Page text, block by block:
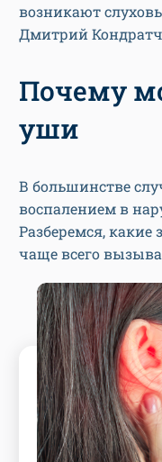
возникают
Дмитрий
Почему
уши
В большинстве
воспалением в
Разберемся, какие
чаще всего